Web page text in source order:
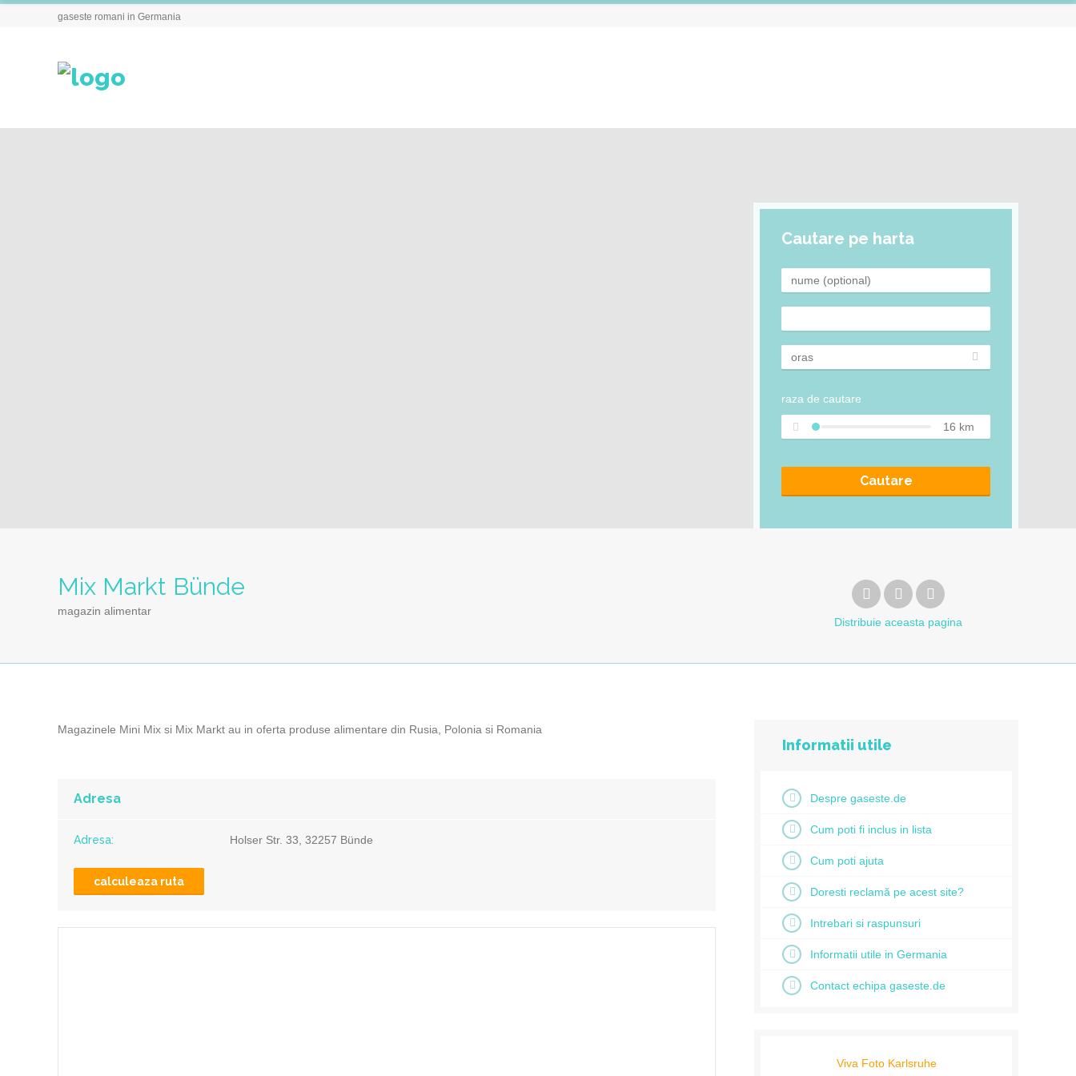
gaseste romani in Germania
Cautare pe harta
raza de cautare
16 km
Cautare
Mix Markt Bünde
magazin alimentar
Distribuie aceasta pagina
Magazinele Mini Mix si Mix Markt au in oferta produse alimentare din Rusia, Polonia si Romania
Adresa
Adresa: Holser Str. 33, 32257 Bünde
calculeaza ruta
Informatii utile
Despre gaseste.de
Cum poti fi inclus in lista
Cum poti ajuta
Doresti reclamă pe acest site?
Intrebari si raspunsuri
Informatii utile in Germania
Contact echipa gaseste.de
Viva Foto Karlsruhe